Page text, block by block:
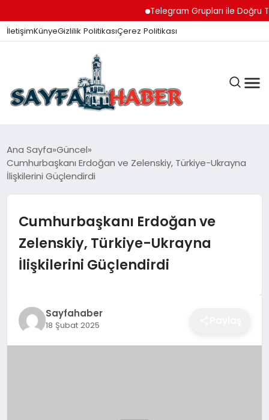
Telegram Grupları ile Doğru
İletişimKünyeGizlilik PolitikasıÇerez Politikası
ANA SAYFA
GÜNDEM
İZMIR HABERLERI
EKONOMI
Ana Sayfa Güncel
Cumhurbaşkanı Erdoğan ve Zelenskiy, Türkiye-Ukrayna
İlişkilerini Güçlendirdi
Cumhurbaşkanı Erdoğan ve
Zelenskiy, Türkiye-Ukrayna
İlişkilerini Güçlendirdi
Sayfahaber
18 Şubat 2025